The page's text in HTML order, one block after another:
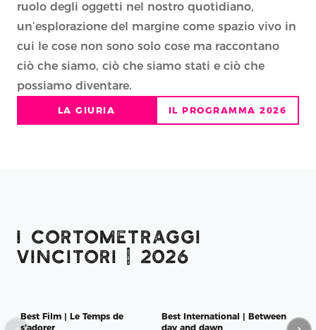
ruolo degli oggetti nel nostro quotidiano,
un’esplorazione del margine come spazio vivo in
cui le cose non sono solo cose ma raccontano
ciò che siamo, ciò che siamo stati e ciò che
LA GIURIA IL PROGRAMMA 2026
I CORTOMETRAGGI
VINCITORI | 2026
Best Film | Le Temps de
s'adorer
Best International | Between
day and dawn
di